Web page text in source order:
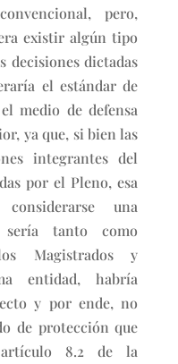
pero,
existir algún tipo
decisiones dictadas
el estándar de
medio de defensa
ya que, si bien las
integrantes del
por el Pleno, esa
una
sería tanto como
Magistrados y
entidad, habría
y por ende, no
de protección que
8.2 de la